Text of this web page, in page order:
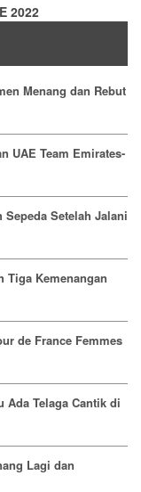
2022
Menang dan Rebut
UAE Team Emirates-
Setelah Jalani
Tiga Kemenangan
de France Femmes
Ada Telaga Cantik di
Lagi dan